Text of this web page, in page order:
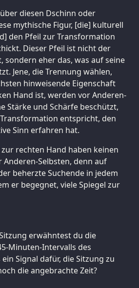
diesen Dschinn oder
mythische Figur, [die] kulturell
den Pfeil zur Transformation
Dieser Pfeil ist nicht der
sondern eher das, was auf seine
Jene, die Trennung wählen,
hinweisende Eigenschaft
Hand ist, werden vor Anderen-
Stärke und Schärfe beschützt,
entspricht, den
Sinn erfahren hat.
zur rechten Hand haben keinen
Anderen-Selbsten, denn auf
beherzte Suchende in jedem
er begegnet, viele Spiegel zur
erwähntest du die
Minuten-Intervalls des
Signal dafür, die Sitzung zu
die angebrachte Zeit?